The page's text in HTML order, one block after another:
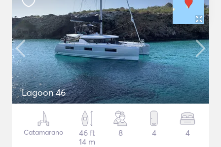
Lagoon 46
Catamarano
46 ft
14 m
8 4 4